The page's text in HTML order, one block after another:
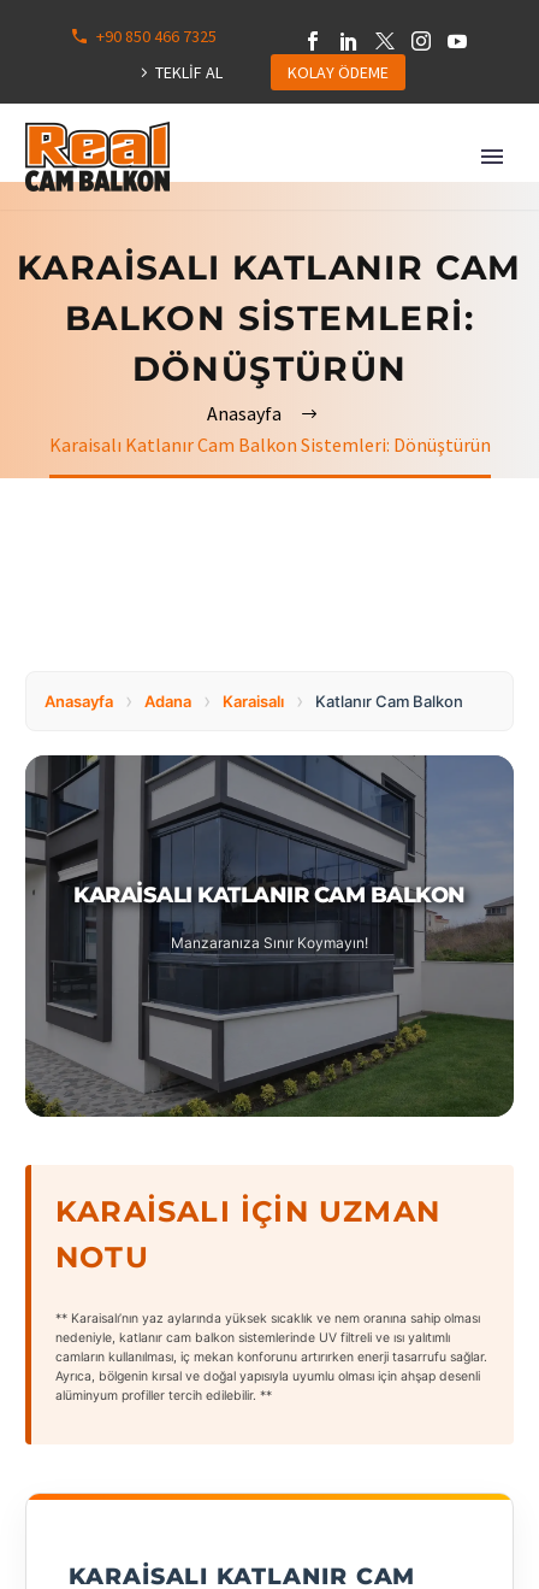
+90 850 466 7325
TEKLİF AL
KOLAY ÖDEME
KARAISALI KATLANIR CAM
BALKON SISTEMLERI:
DÖNÜŞTÜRÜN
Anasayfa
Karaisalı Katlanır Cam Balkon Sistemleri: Dönüştürün
Anasayfa › Adana › Karaisalı › Katlanır Cam Balkon
KARAISALI KATLANIR CAM BALKON
Manzaranıza Sınır Koymayın!
KARAISALI İÇIN UZMAN
NOTU
** Karaisalı’nın yaz aylarında yüksek sıcaklık ve nem oranına sahip olması
nedeniyle, katlanır cam balkon sistemlerinde UV filtreli ve ısı yalıtımlı
camların kullanılması, iç mekan konforunu artırırken enerji tasarrufu sağlar.
Ayrıca, bölgenin kırsal ve doğal yapısıyla uyumlu olması için ahşap desenli
alüminyum profiller tercih edilebilir. **
KARAISALI KATLANIR CAM
113
Hepsini
Göster
Bulgaria
Canada
Czech
Republic
Netherlands
Poland
Romania
Switzerland
Turkey
United
States
Tüm
Adana
Adıyaman
Antalya